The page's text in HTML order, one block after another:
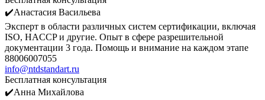
✔️Анастасия Васильева
Эксперт в области различных систем сертификации, включая
ISO, HACCP и другие. Опыт в сфере разрешительной
документации 3 года. Помощь и внимание на каждом этапе
88006007055
info@ntdstandart.ru
Бесплатная консультация
✔️Анна Михайлова